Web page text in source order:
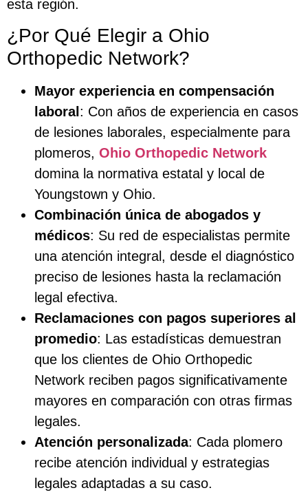
esta región.
¿Por Qué Elegir a Ohio
Orthopedic Network?
Mayor experiencia en compensación
laboral : Con años de experiencia en casos
de lesiones laborales, especialmente para
plomeros, Ohio Orthopedic Network
domina la normativa estatal y local de
Youngstown y Ohio.
Combinación única de abogados y
médicos: Su red de especialistas permite
una atención integral, desde el diagnóstico
preciso de lesiones hasta la reclamación
legal efectiva.
Reclamaciones con pagos superiores al
promedio: Las estadísticas demuestran
que los clientes de Ohio Orthopedic
Network reciben pagos significativamente
mayores en comparación con otras firmas
legales.
Atención personalizada: Cada plomero
recibe atención individual y estrategias
legales adaptadas a su caso.